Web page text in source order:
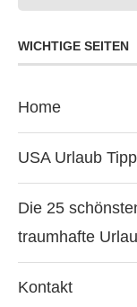
WICHTIGE SEITEN
Home
USA Urlaub
Die 25
traumhafte
Kontakt